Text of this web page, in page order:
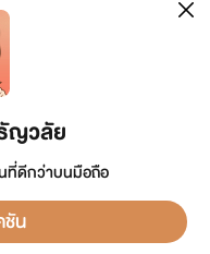
ญวลัย
ที่ดีกว่าบนมือถือ
ชัน
ทั้งสิ้น ดังนั้นผู้อ่านทุกท่านโปรดใช้
ามใดๆ ที่ขัดต่อกฎหมายและศีลธรรม
นการในทันที ทั้งนี้ ทางเว็บไซต์ขอสงวน